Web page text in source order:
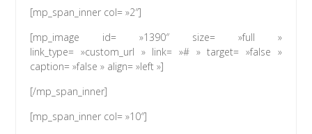
[mp_span_inner col= »2″]
[mp_image id= »1390″ size= »full »
link_type= »custom_url » link= »# » target= »false »
caption= »false » align= »left »]
[/mp_span_inner]
[mp_span_inner col= »10″]